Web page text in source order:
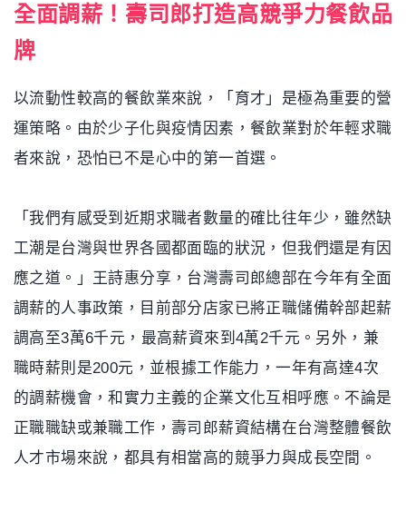
全面調薪！壽司郎打造高競爭力餐飲品
牌
以流動性較高的餐飲業來說，「育才」是極為重要的營
運策略。由於少子化與疫情因素，餐飲業對於年輕求職
者來說，恐怕已不是心中的第一首選。
「我們有感受到近期求職者數量的確比往年少，雖然缺
工潮是台灣與世界各國都面臨的狀況，但我們還是有因
應之道。」王詩惠分享，台灣壽司郎總部在今年有全面
調薪的人事政策，目前部分店家已將正職儲備幹部起薪
調高至3萬6千元，最高薪資來到4萬2千元。另外，兼
職時薪則是200元，並根據工作能力，一年有高達4次
的調薪機會，和實力主義的企業文化互相呼應。不論是
正職職缺或兼職工作，壽司郎薪資結構在台灣整體餐飲
人才市場來說，都具有相當高的競爭力與成長空間。